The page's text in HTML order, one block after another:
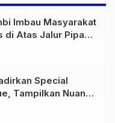
Imbau Masyarakat
di Atas Jalur Pipa
Bersama
Special
Tampilkan Nuansa
Semakin Skena